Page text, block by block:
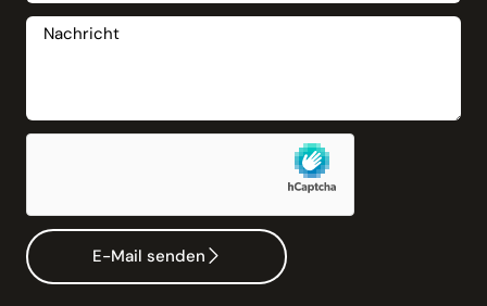
E-Mail senden